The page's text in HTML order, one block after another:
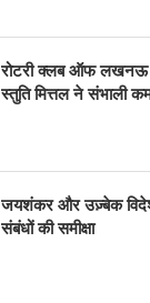
रोटरी क्लब ऑफ
स्तुति मित्तल ने संभाली
जयशंकर और उज़्बेक
संबंधों की समीक्षा